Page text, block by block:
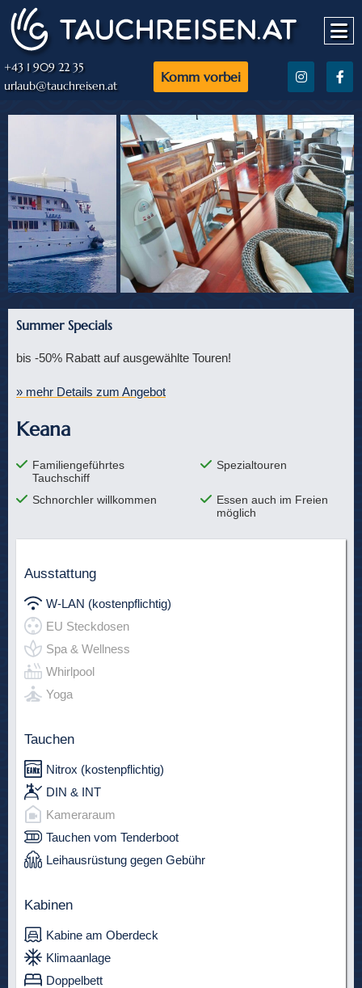
+43 1 909 22 35
urlaub@tauchreisen.at
Komm vorbei
Ausstattung
W-LAN (kostenpflichtig)
EU Steckdosen
Spa & Wellness
Whirlpool
Yoga
Tauchen
Nitrox (kostenpflichtig)
DIN & INT
Kameraraum
Tauchen vom Tenderboot
Leihausrüstung gegen Gebühr
Kabinen
Kabine am Oberdeck
Klimaanlage
Doppelbett
Summer Specials
bis -50% Rabatt auf ausgewählte Touren!
» mehr Details zum Angebot
Keana
Familiengeführtes
Tauchschiff
Spezialtouren
Schnorchler willkommen
Essen auch im Freien
möglich